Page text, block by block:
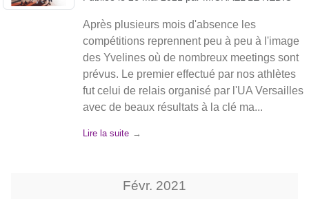
Après plusieurs mois d'absence les
compétitions reprennent peu à peu à l'image
des Yvelines où de nombreux meetings sont
prévus. Le premier effectué par nos athlètes
fut celui de relais organisé par l'UA Versailles
avec de beaux résultats à la clé ma...
Lire la suite
Févr. 2021